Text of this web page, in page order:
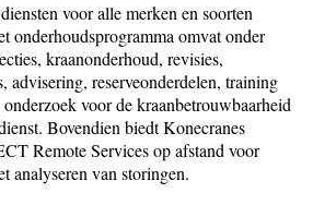
voor alle merken en soorten
onderhoudsprogramma omvat onder
kraanonderhoud, revisies,
advisering, reserveonderdelen, training
voor de kraanbetrouwbaarheid
Bovendien biedt Konecranes
Remote Services op afstand voor
analyseren van storingen.